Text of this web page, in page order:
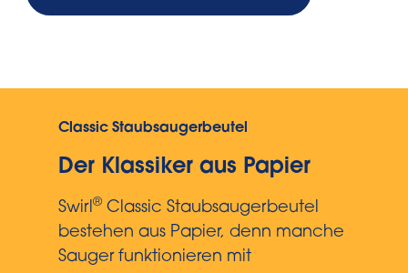
Classic Staubsaugerbeutel
Der Klassiker aus Papier
Swirl® Classic Staubsaugerbeutel
bestehen aus Papier, denn manche
Sauger funktionieren mit